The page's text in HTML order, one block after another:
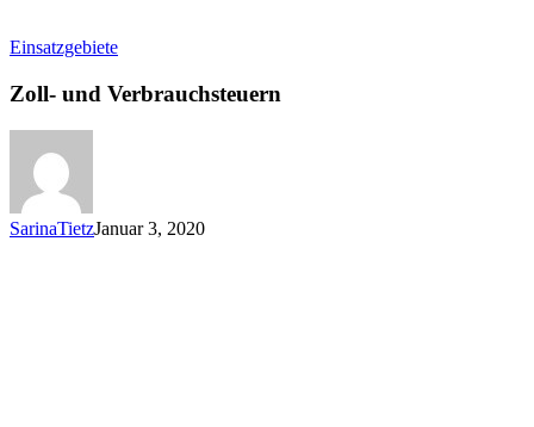
EinsatzgebieteZoll-
Verbrauchsteuern
Zoll- und Verbrauchsteuern
SarinaTietzJanuar 3, 2020